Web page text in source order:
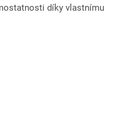
díky vlastnímu